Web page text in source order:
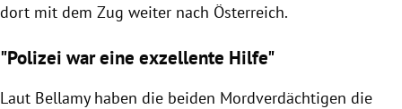
dort mit dem Zug weiter nach Österreich.
"Polizei war eine exzellente Hilfe"
Laut Bellamy haben die beiden Mordverdächtigen die